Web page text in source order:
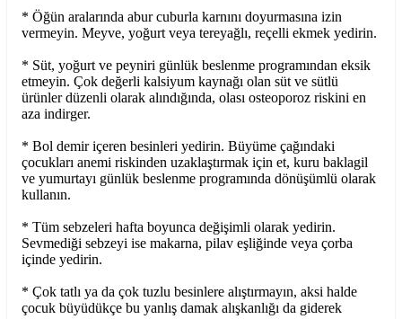
* Öğün aralarında abur cuburla karnını doyurmasına izin
vermeyin. Meyve, yoğurt veya tereyağlı, reçelli ekmek yedirin.
* Süt, yoğurt ve peyniri günlük beslenme programından eksik
etmeyin. Çok değerli kalsiyum kaynağı olan süt ve sütlü
ürünler düzenli olarak alındığında, olası osteoporoz riskini en
aza indirger.
* Bol demir içeren besinleri yedirin. Büyüme çağındaki
çocukları anemi riskinden uzaklaştırmak için et, kuru baklagil
ve yumurtayı günlük beslenme programında dönüşümlü olarak
kullanın.
* Tüm sebzeleri hafta boyunca değişimli olarak yedirin.
Sevmediği sebzeyi ise makarna, pilav eşliğinde veya çorba
içinde yedirin.
* Çok tatlı ya da çok tuzlu besinlere alıştırmayın, aksi halde
çocuk büyüdükçe bu yanlış damak alışkanlığı da giderek